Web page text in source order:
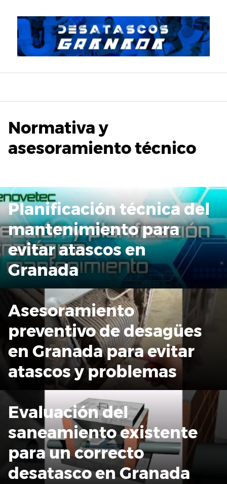
contenido
Normativa y
asesoramiento técnico
Planificación técnica del
mantenimiento para
evitar atascos en
Granada
Asesoramiento
preventivo de desagües
en Granada para evitar
atascos y problemas
Evaluación del
saneamiento existente
para un correcto
desatasco en Granada